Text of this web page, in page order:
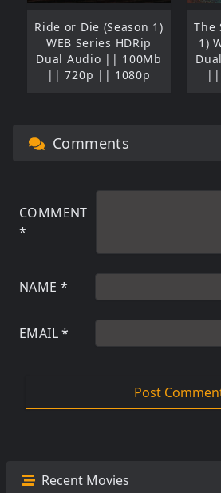
Ride or Die (Season 1)
WEB Series HDRip
Dual Audio || 100Mb
|| 720p || 1080p
The
1)
||
Comments
COMMENT
*
NAME *
EMAIL*
Recent Movies